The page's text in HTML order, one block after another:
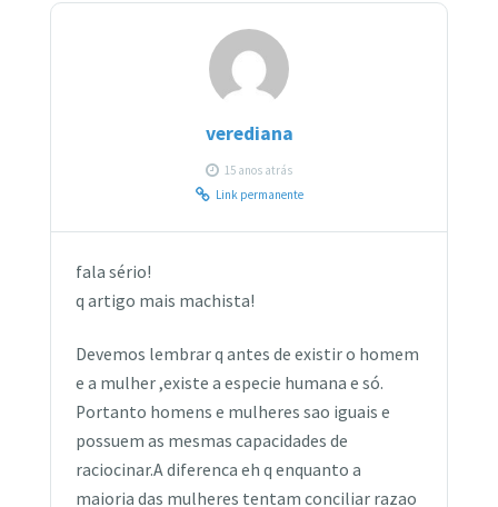
verediana
15 anos atrás
Link permanente
fala sério!
q artigo mais machista!
Devemos lembrar q antes de existir o homem
e a mulher ,existe a especie humana e só.
Portanto homens e mulheres sao iguais e
possuem as mesmas capacidades de
raciocinar.A diferenca eh q enquanto a
maioria das mulheres tentam conciliar razao